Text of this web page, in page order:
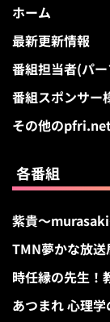
ホーム
最新更新情報
番組担当者(パ
番組スポンサー
その他の
各番組
紫貴～
TMN夢かな放送
時任縁の先生！
あつまれ 心理学